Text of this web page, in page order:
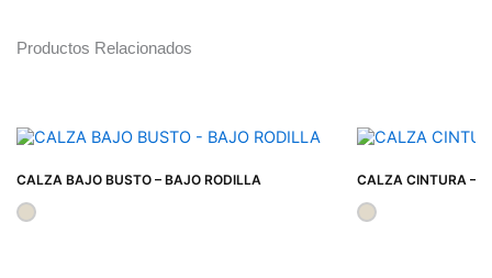
Productos Relacionados
CALZA BAJO BUSTO – BAJO RODILLA CALZA CINTURA –